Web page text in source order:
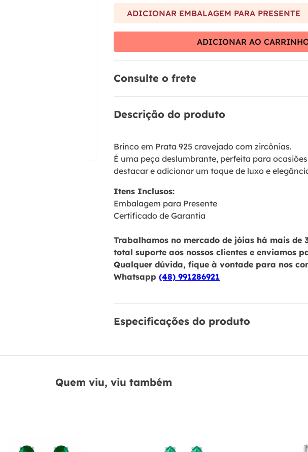
ADICIONAR EMBALAGEM PARA PRESENTE
ADICIONAR AO
Consulte o frete
Descrição do produto
Brinco em Prata 925 cravejado com zircônias.
É uma peça deslumbrante, perfeita para
destacar e adicionar um toque de luxo e
Itens Inclusos:
Embalagem para Presente
Certificado de Garantia
Trabalhamos no mercado de jóias há mais de
total suporte aos nossos clientes e enviamos
Qualquer dúvida, fique à vontade para nos
Whatsapp (48) 991286921
Especificações do produto
Quem viu, viu também